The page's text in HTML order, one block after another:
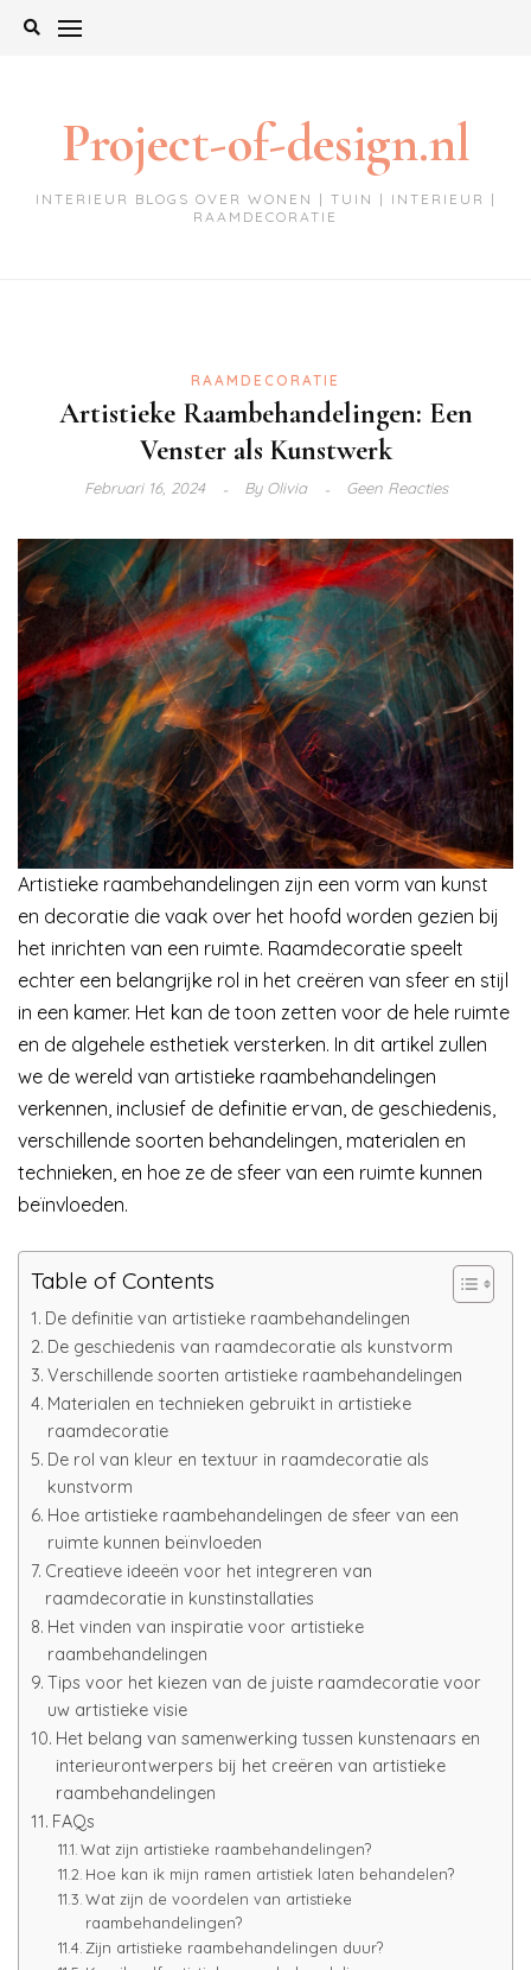
Project-of-design.nl
INTERIEUR BLOGS OVER WONEN | TUIN | INTERIEUR |
RAAMDECORATIE
RAAMDECORATIE
Artistieke Raambehandelingen: Een
Venster als Kunstwerk
Februari 16, 2024 ByOlivia Geen Reacties
Artistieke raambehandelingen zijn een vorm van kunst
en decoratie die vaak over het hoofd worden gezien bij
het inrichten van een ruimte. Raamdecoratie speelt
echter een belangrijke rol in het creëren van sfeer en stijl
in een kamer. Het kan de toon zetten voor de hele ruimte
en de algehele esthetiek versterken. In dit artikel zullen
we de wereld van artistieke raambehandelingen
verkennen, inclusief de definitie ervan, de geschiedenis,
verschillende soorten behandelingen, materialen en
technieken, en hoe ze de sfeer van een ruimte kunnen
beïnvloeden.
Table of Contents
De definitie van artistieke raambehandelingen
De geschiedenis van raamdecoratie als kunstvorm
Verschillende soorten artistieke raambehandelingen
Materialen en technieken gebruikt in artistieke
raamdecoratie
De rol van kleur en textuur in raamdecoratie als
kunstvorm
Hoe artistieke raambehandelingen de sfeer van een
ruimte kunnen beïnvloeden
Creatieve ideeën voor het integreren van
raamdecoratie in kunstinstallaties
Het vinden van inspiratie voor artistieke
raambehandelingen
Tips voor het kiezen van de juiste raamdecoratie voor
uw artistieke visie
Het belang van samenwerking tussen kunstenaars en
interieurontwerpers bij het creëren van artistieke
raambehandelingen
FAQs
Wat zijn artistieke raambehandelingen?
Hoe kan ik mijn ramen artistiek laten behandelen?
Wat zijn de voordelen van artistieke
raambehandelingen?
Zijn artistieke raambehandelingen duur?